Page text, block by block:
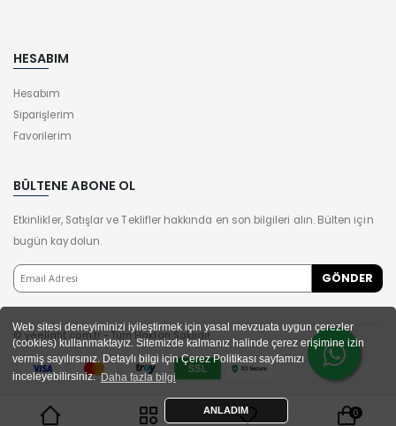
Web sitesi deneyiminizi iyileştirmek için yasal mevzuata uygun çerezler
(cookies) kullanmaktayız. Sitemizde kalmanız halinde çerez erişimine izin
vermiş sayılırsınız. Detaylı bilgi için Çerez Politikası sayfamızı
inceleyebilirsiniz.Daha fazla bilgi
ANLADIM
HESABIM
Hesabım
Siparişlerim
Favorilerim
BÜLTENE ABONE OL
Etkinlikler, Satışlar ve Teklifler hakkında en son bilgileri alın. Bülten için
bugün kaydolun.
© yeelight.com.tr - Tüm Hakları Saklıdır.
0